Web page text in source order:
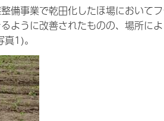
備事業で乾田化したほ場において
ように改善されたものの、場所に
1)。